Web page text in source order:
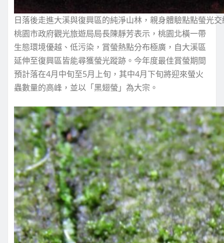
日落後走進大溪與復興區的純淨山林，親身體驗點點螢光
桃園市政府觀光旅遊局局長陳靜芳表示，桃園北橫一帶
生態環境優越、低污染，賞螢熱點分布極廣，自大溪區
延伸至復興區皆能尋獲螢光蹤跡。今年度最佳賞螢期間
預計落在4月中旬至5月上旬，其中4月下旬將迎來螢火
蟲數量的高峰，並以「黑翅螢」為大宗。